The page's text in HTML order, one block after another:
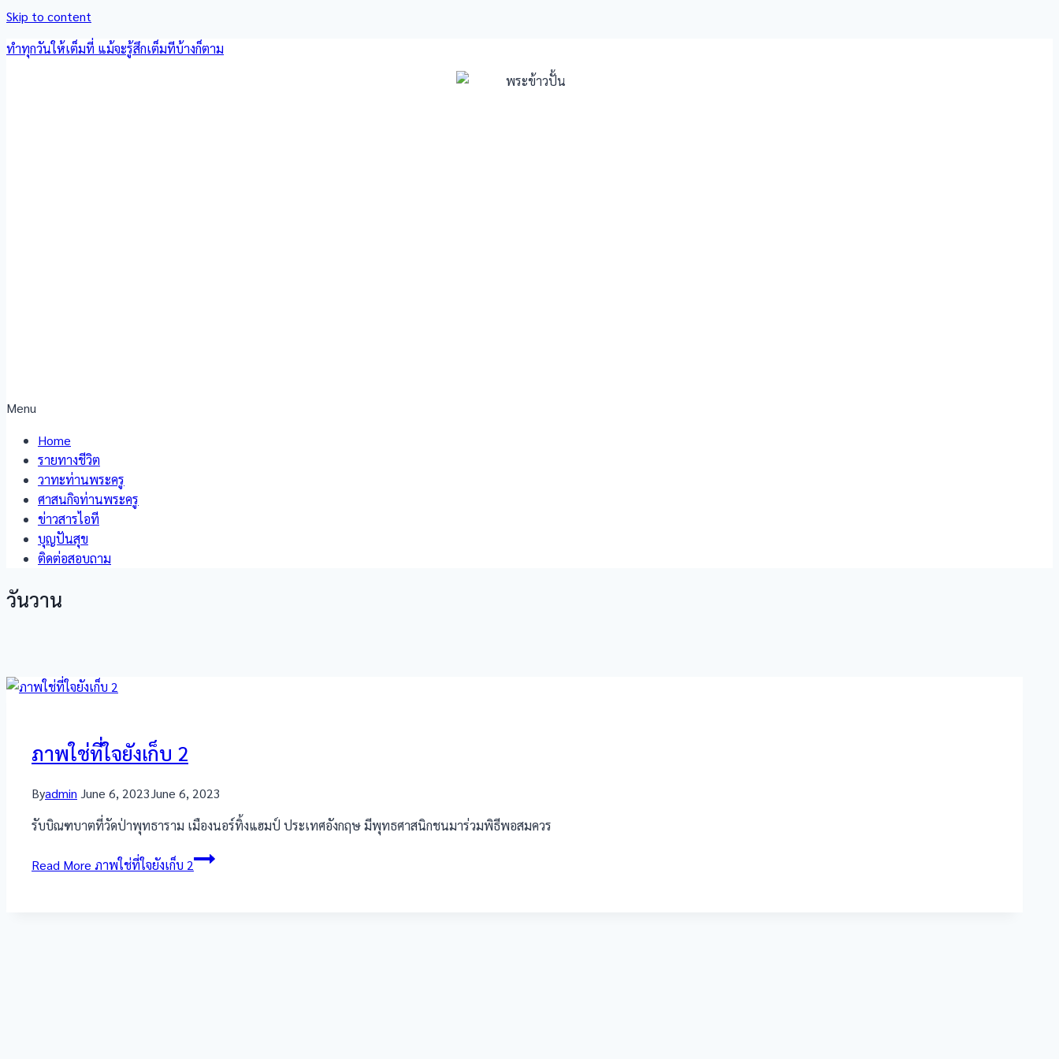
Skip to content
ทำทุกวันให้เต็มที่ แม้จะรู้สึกเต็มทีบ้างก็ตาม
Menu
Home
รายทางชีวิต
วาทะท่านพระครู
ศาสนกิจท่านพระครู
ข่าวสารไอที
บุญปันสุข
ติดต่อสอบถาม
วันวาน
ภาพใช่ที่ใจยังเก็บ 2
Byadmin June 6, 2023June 6, 2023
รับบิณฑบาตที่วัดป่าพุทธาราม เมืองนอร์ทิ้งแฮมป์ ประเทศอังกฤษ มีพุทธศาสนิกชนมาร่วมพิธีพอสมควร
Read More ภาพใช่ที่ใจยังเก็บ 2